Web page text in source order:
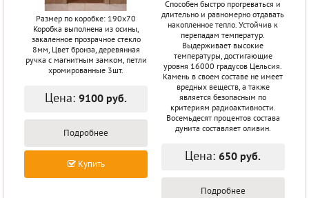
Размер по коробке: 190x70
Коробка выполнена из осины,
закаленное прозрачное стекло
8мм, Цвет бронза, деревянная
ручка с магнитным замком, петли
хромированные 3шт.
Цена:9100 руб.
Подробнее
Купить
Способен быстро прогреваться и
длительно и равномерно отдавать
накопленное тепло. Устойчив к
перепадам температур.
Выдерживает высокие
температуры, достигающие
уровня 16000 градусов Цельсия.
Камень в своем составе не имеет
вредных веществ, а также
является безопасным по
критериям радиоактивности.
Восемьдесят процентов состава
дунита составляет оливин.
Цена:650 руб.
Подробнее